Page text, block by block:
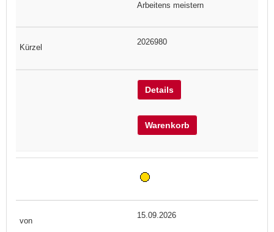
Arbeitens meistern
2026980
Details
Warenkorb
15.09.2026